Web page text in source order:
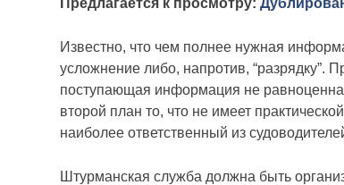
Известно, что чем полнее нужная
усложнение либо, напротив, “разрядку”.
поступающая информация не равноценна.
второй план то, что не имеет
наиболее ответственный из
Штурманская служба должна быть